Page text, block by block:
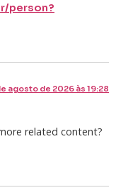
person?
agosto de 2026 às 19:28
related content?